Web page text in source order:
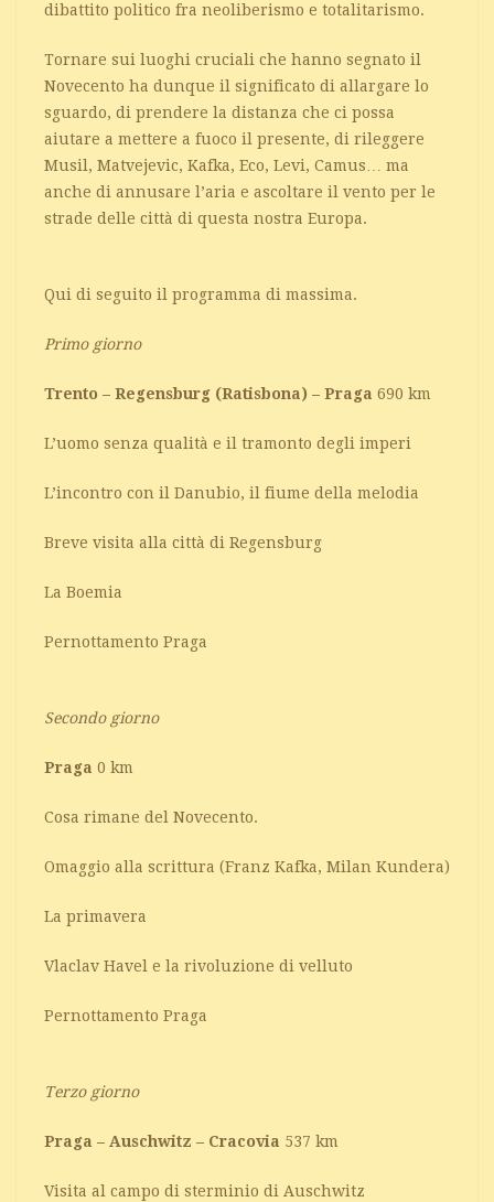
dibattito politico fra neoliberismo e totalitarismo.
Tornare sui luoghi cruciali che hanno segnato il
Novecento ha dunque il significato di allargare lo
sguardo, di prendere la distanza che ci possa
aiutare a mettere a fuoco il presente, di rileggere
Musil, Matvejevic, Kafka, Eco, Levi, Camus… ma
anche di annusare l’aria e ascoltare il vento per le
strade delle città di questa nostra Europa.
Qui di seguito il programma di massima.
Primo giorno
Trento – Regensburg (Ratisbona) – Praga 690 km
L’uomo senza qualità e il tramonto degli imperi
L’incontro con il Danubio, il fiume della melodia
Breve visita alla città di Regensburg
La Boemia
Pernottamento Praga
Secondo giorno
Praga 0 km
Cosa rimane del Novecento.
Omaggio alla scrittura (Franz Kafka, Milan Kundera)
La primavera
Vlaclav Havel e la rivoluzione di velluto
Pernottamento Praga
Terzo giorno
Praga – Auschwitz – Cracovia 537 km
Visita al campo di sterminio di Auschwitz